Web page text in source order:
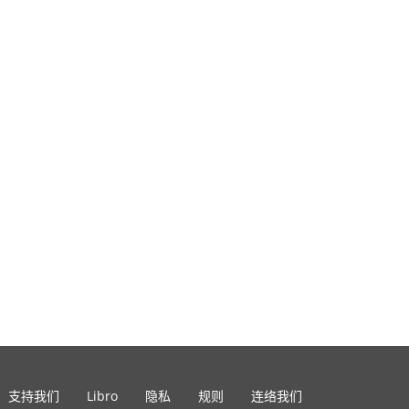
支持我们 Libro 隐私 规则 连络我们